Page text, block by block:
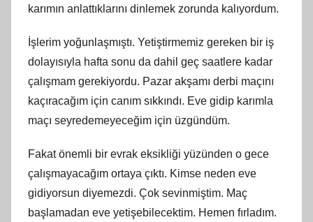
karımın anlattıklarını dinlemek zorunda kalıyordum.
İşlerim yoğunlaşmıştı. Yetiştirmemiz gereken bir iş
dolayısıyla hafta sonu da dahil geç saatlere kadar
çalışmam gerekiyordu. Pazar akşamı derbi maçını
kaçıracağım için canım sıkkındı. Eve gidip karımla
maçı seyredemeyeceğim için üzgündüm.
Fakat önemli bir evrak eksikliği yüzünden o gece
çalışmayacağım ortaya çıktı. Kimse neden eve
gidiyorsun diyemezdi. Çok sevinmiştim. Maç
başlamadan eve yetişebilecektim. Hemen fırladım.